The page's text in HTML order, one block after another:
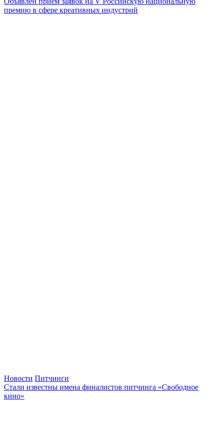
премию в сфере креативных индустрий
Новости Питчинги
Стали известны имена финалистов питчинга «Свободное
кино»